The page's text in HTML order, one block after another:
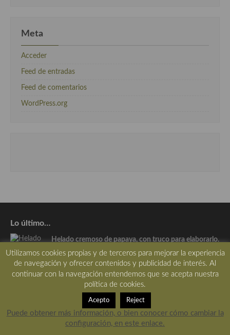
Meta
Acceder
Feed de entradas
Feed de comentarios
WordPress.org
Lo último…
Helado cremoso de papaya, con truco para elaborarlo.
Escrito el Ago-06-2026
12 Comentarios
Por qué el móvil se calienta cuando lo usas como
recetario en la cocina
Utilizamos cookies propias y de terceros para mejorar la experiencia
de navegación y ofrecer contenidos y publicidad de interés. Al
continuar con la navegación entendemos que se acepta nuestra
política de cookies.
Acepto Reject
Puede obtener más información, o bien conocer cómo cambiar la
configuración, en este enlace.